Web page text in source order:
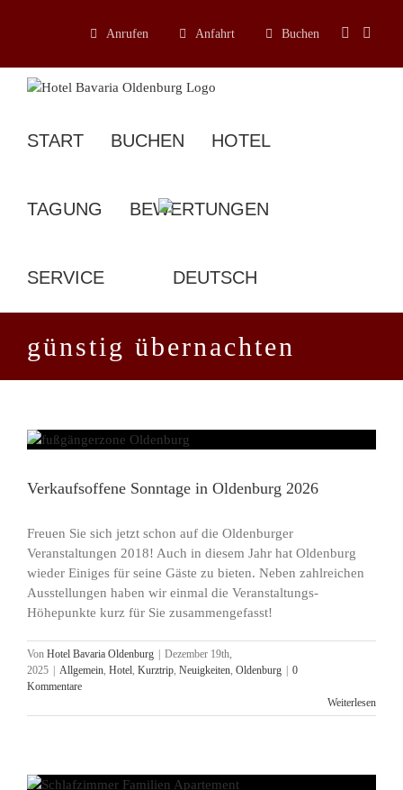
Anrufen Anfahrt Buchen
START BUCHEN HOTEL
TAGUNG BEWERTUNGEN
SERVICE
günstig übernachten
Verkaufsoffene Sonntage in Oldenburg 2026
Freuen Sie sich jetzt schon auf die Oldenburger
Veranstaltungen 2018! Auch in diesem Jahr hat Oldenburg
wieder Einiges für seine Gäste zu bieten. Neben zahlreichen
Ausstellungen haben wir einmal die Veranstaltungs-
Höhepunkte kurz für Sie zusammengefasst!
Von Hotel Bavaria Oldenburg
Dezember 19th,
2025
Allgemein, Hotel, Kurztrip, Neuigkeiten, Oldenburg
0
Kommentare
Weiterlesen